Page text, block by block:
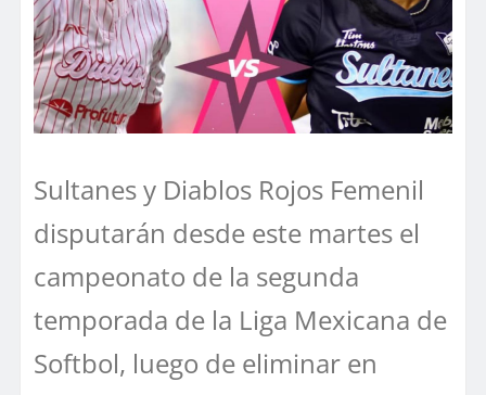
Sultanes y Diablos Rojos Femenil
disputarán desde este martes el
campeonato de la segunda
temporada de la Liga Mexicana de
Softbol, luego de eliminar en